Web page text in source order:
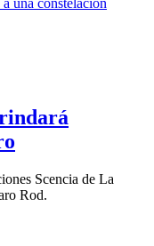
Scencia de La
Rod.